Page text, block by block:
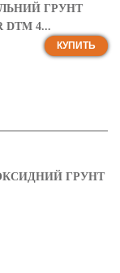
ГРУНТ
DTM 4...
КУПИТЬ
ГРУНТ